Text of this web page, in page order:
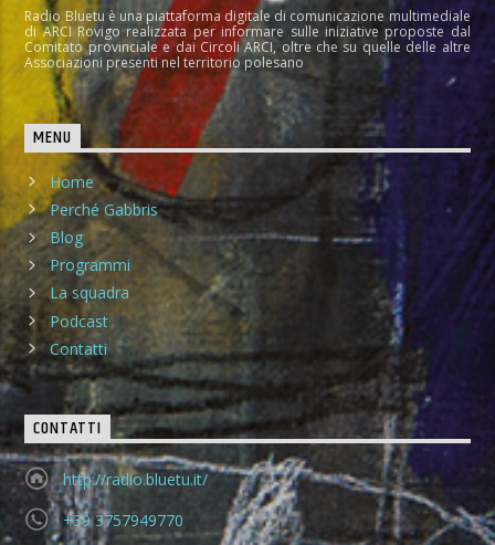
Radio Bluetu è una piattaforma digitale di comunicazione multimediale
di ARCI Rovigo realizzata per informare sulle iniziative proposte dal
Comitato provinciale e dai Circoli ARCI, oltre che su quelle delle altre
Associazioni presenti nel territorio polesano
MENU
Home
Perché Gabbris
Blog
Programmi
La squadra
Podcast
Contatti
CONTATTI
http://radio.bluetu.it/
+39 3757949770